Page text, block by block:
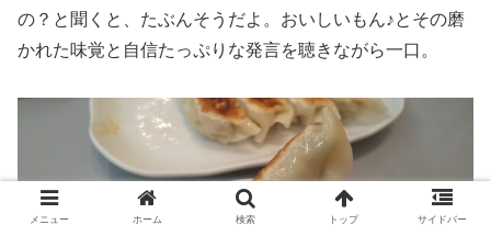
の？と聞くと、たぶんそうだよ。おいしいもん♪とその磨
かれた味覚と自信たっぷりな発言を聴きながら一口。
メニュー ホーム 検索 トップ サイドバー